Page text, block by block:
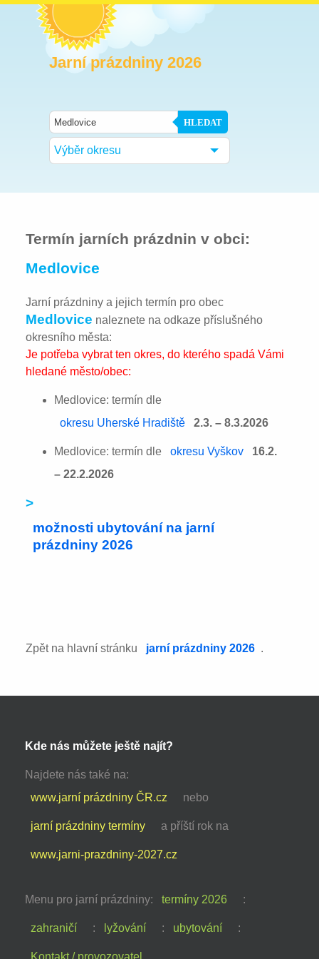
Jarní prázdniny 2026
HLEDAT
Výběr okresu
Termín jarních prázdnin v obci:
Medlovice
Jarní prázdniny a jejich termín pro obec
Medlovice naleznete na odkaze příslušného
okresního města:
Je potřeba vybrat ten okres, do kterého spadá Vámi
hledané město/obec:
Medlovice: termín dle
okresu Uherské Hradiště
2.3. – 8.3.2026
Medlovice: termín dle okresu Vyškov
16.2.
– 22.2.2026
>
možnosti ubytování na jarní
prázdniny 2026
Zpět na hlavní stránku jarní prázdniny 2026 .
Kde nás můžete ještě najít?
Najdete nás také na:
www.jarní prázdniny ČR.cz
nebo
jarní prázdniny termíny a příští rok na
www.jarni-prazdniny-2027.cz
Menu pro jarní prázdniny: termíny 2026 :
zahraničí : lyžování : ubytování :